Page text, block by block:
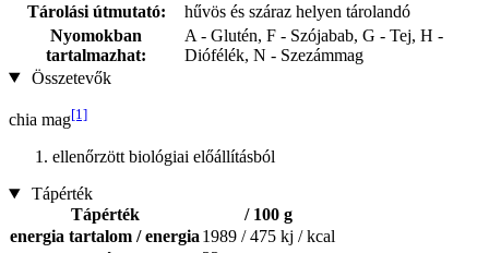
Tárolási útmutató:
hűvös és száraz helyen tárolandó
Nyomokban
tartalmazhat:
A - Glutén, F - Szójabab, G - Tej, H -
Diófélék, N - Szezámmag
Összetevők
chia mag[1]
ellenőrzött biológiai előállításból
Tápérték
Tápérték
/ 100 g
energia tartalom / energia 1989 / 475 kj / kcal